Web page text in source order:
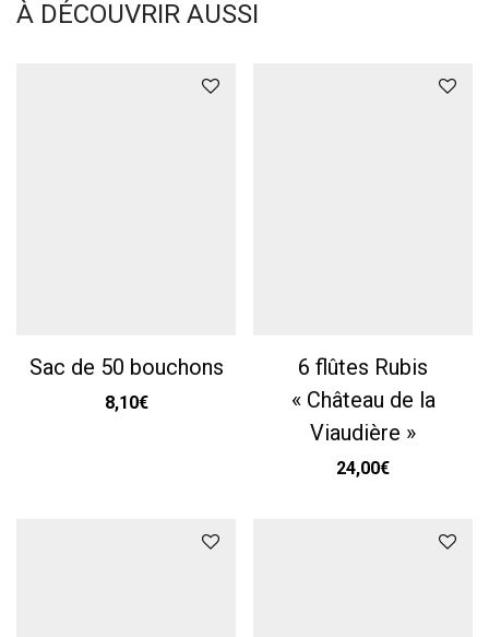
À DÉCOUVRIR AUSSI
Sac de 50 bouchons
8,10€
6 flûtes Rubis
« Château de la
Viaudière »
24,00€